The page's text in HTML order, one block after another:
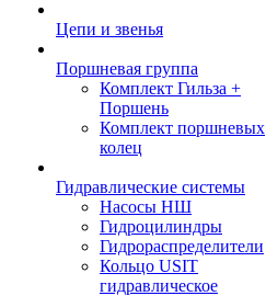
Цепи и звенья
Поршневая группа
Комплект Гильза +
Поршень
Комплект поршневых
колец
Гидравлические системы
Насосы НШ
Гидроцилиндры
Гидрораспределители
Кольцо USIT
гидравлическое